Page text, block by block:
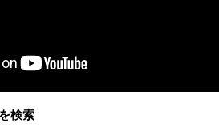
検索